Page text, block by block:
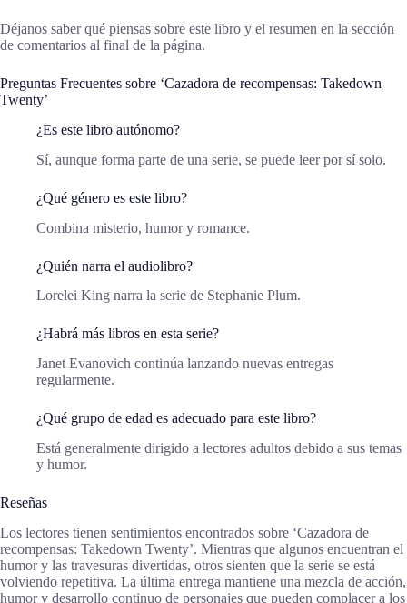
Déjanos saber qué piensas sobre este libro y el resumen en la sección
de comentarios al final de la página.
Preguntas Frecuentes sobre ‘Cazadora de recompensas: Takedown
Twenty’
¿Es este libro autónomo?
Sí, aunque forma parte de una serie, se puede leer por sí solo.
¿Qué género es este libro?
Combina misterio, humor y romance.
¿Quién narra el audiolibro?
Lorelei King narra la serie de Stephanie Plum.
¿Habrá más libros en esta serie?
Janet Evanovich continúa lanzando nuevas entregas
regularmente.
¿Qué grupo de edad es adecuado para este libro?
Está generalmente dirigido a lectores adultos debido a sus temas
y humor.
Reseñas
Los lectores tienen sentimientos encontrados sobre ‘Cazadora de
recompensas: Takedown Twenty’. Mientras que algunos encuentran el
humor y las travesuras divertidas, otros sienten que la serie se está
volviendo repetitiva. La última entrega mantiene una mezcla de acción,
humor y desarrollo continuo de personajes que pueden complacer a los